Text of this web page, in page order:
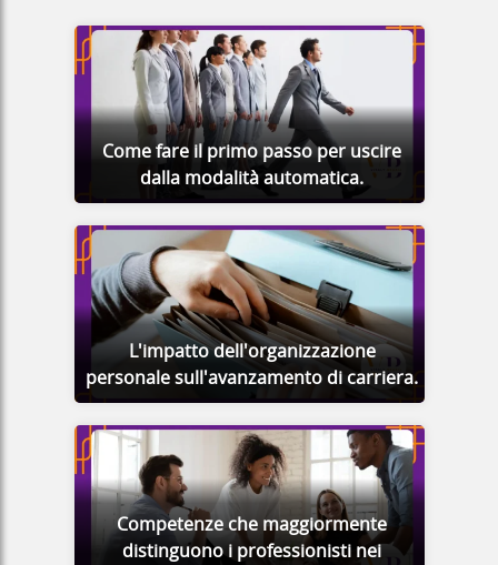
Come fare il primo passo per uscire
dalla modalità automatica.
L'impatto dell'organizzazione
personale sull'avanzamento di carriera.
Competenze che maggiormente
distinguono i professionisti nei